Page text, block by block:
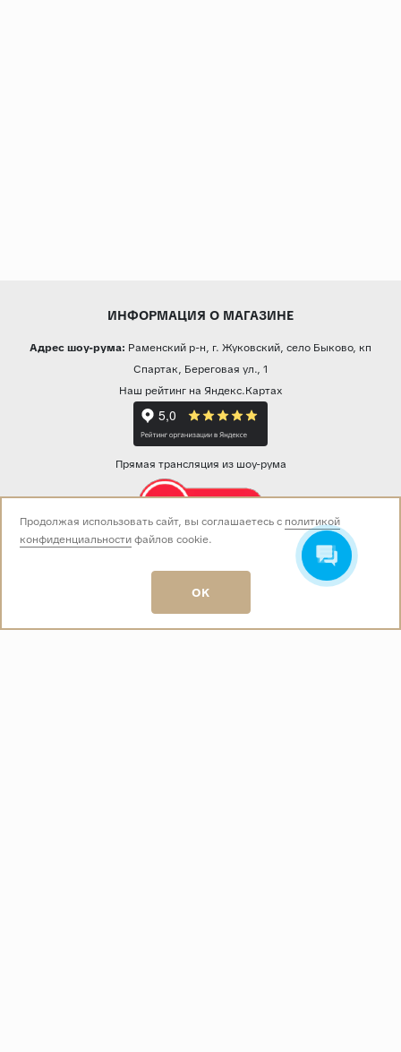
ИНФОРМАЦИЯ О МАГАЗИНЕ
Адрес шоу-рума: Раменский р-н, г. Жуковский, село Быково, кп
Спартак, Береговая ул., 1
Наш рейтинг на Яндекс.Картах
Прямая трансляция из шоу-рума
Звоните нам:
пн-вс 10:00 - 19:00
E-mail:
info@baza-plitki.ru
Продолжая использовать сайт, вы соглашаетесь с политикой
конфиденциальностифайлов cookie.
OK